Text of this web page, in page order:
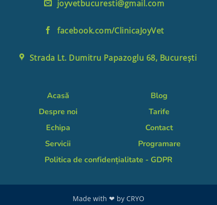
joyvetbucuresti@gmail.com
facebook.com/ClinicaJoyVet
Strada Lt. Dumitru Papazoglu 68, București
Acasă
Despre noi
Echipa
Servicii
Blog
Tarife
Contact
Programare
Politica de confidențialitate - GDPR
Made with ❤ by CRYO